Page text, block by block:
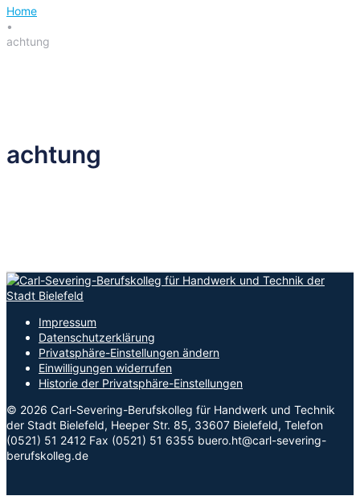
Home
•
achtung
achtung
Impressum
Datenschutzerklärung
Privatsphäre-Einstellungen ändern
Einwilligungen widerrufen
Historie der Privatsphäre-Einstellungen
© 2026 Carl-Severing-Berufskolleg für Handwerk und Technik
der Stadt Bielefeld, Heeper Str. 85, 33607 Bielefeld, Telefon
(0521) 51 2412 Fax (0521) 51 6355 buero.ht@carl-severing-
berufskolleg.de